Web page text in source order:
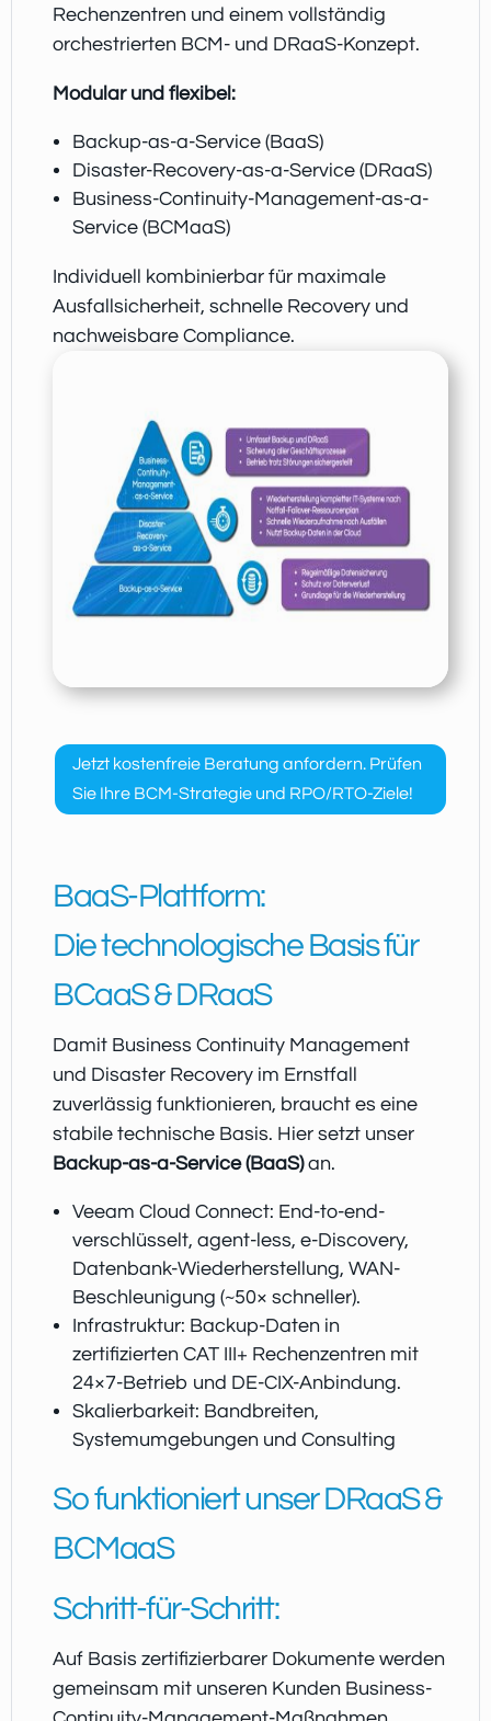
Rechenzentren und einem vollständig
orchestrierten BCM- und DRaaS-Konzept.
Modular und flexibel:
Backup-as-a-Service (BaaS)
Disaster-Recovery-as-a-Service (DRaaS)
Business-Continuity-Management-as-a-
Service (BCMaaS)
Individuell kombinierbar für maximale
Ausfallsicherheit, schnelle Recovery und
nachweisbare Compliance.
Jetzt kostenfreie Beratung anfordern. Prüfen
Sie Ihre BCM-Strategie und RPO/RTO-Ziele!
BaaS-Plattform:
Die technologische Basis für
BCaaS & DRaaS
Damit Business Continuity Management
und Disaster Recovery im Ernstfall
zuverlässig funktionieren, braucht es eine
stabile technische Basis. Hier setzt unser
Backup-as-a-Service (BaaS)an.
Veeam Cloud Connect: End-to-end-
verschlüsselt, agent-less, e-Discovery,
Datenbank-Wiederherstellung, WAN-
Beschleunigung (~50× schneller).
Infrastruktur: Backup-Daten in
zertifizierten CAT III+ Rechenzentren mit
24×7-Betrieb und DE-CIX-Anbindung.
Skalierbarkeit: Bandbreiten,
Systemumgebungen und Consulting
So funktioniert unser DRaaS &
BCMaaS
Schritt-für-Schritt:
Auf Basis zertifizierbarer Dokumente werden
gemeinsam mit unseren Kunden Business-